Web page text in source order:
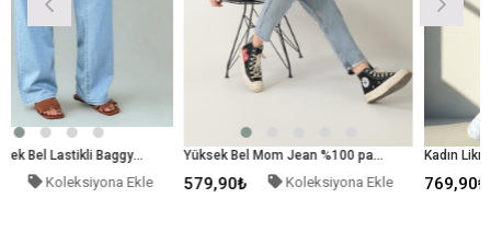
Kadın Yüksek Bel Lastikli Baggy Pantolon Mavi
Ekle
Yüksek Bel Mom Jean %100 pamuk Denim Pantolon Mavi
579,90₺ Koleksiyona Ekle 769,90₺